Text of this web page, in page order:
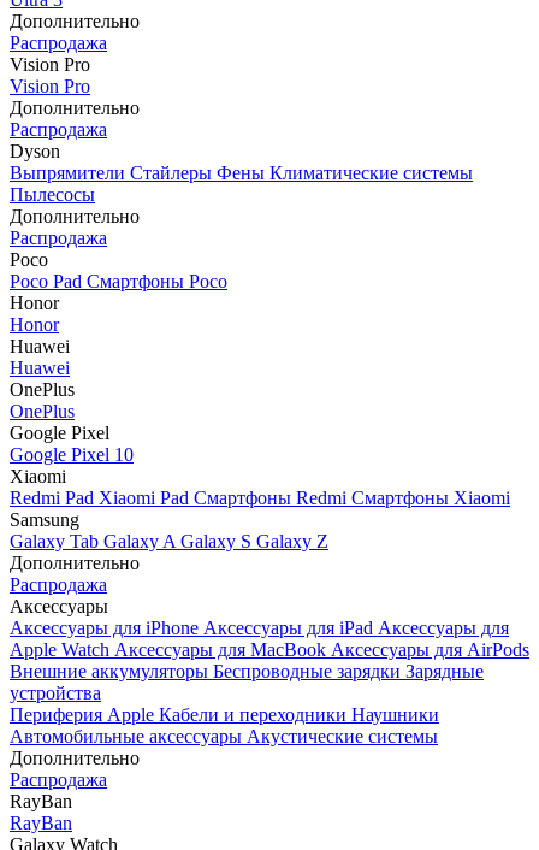
Дополнительно
Распродажа
Vision Pro
Vision Pro
Дополнительно
Распродажа
Dyson
Выпрямители Стайлеры Фены Климатические системы
Пылесосы
Дополнительно
Распродажа
Poco
Poco Pad Смартфоны Poco
Honor
Honor
Huawei
Huawei
OnePlus
OnePlus
Google Pixel
Google Pixel 10
Xiaomi
Redmi Pad Xiaomi Pad Смартфоны Redmi Смартфоны Xiaomi
Samsung
Galaxy Tab Galaxy A Galaxy S Galaxy Z
Дополнительно
Распродажа
Аксессуары
Аксессуары для iPhone Аксессуары для iPad Аксессуары для
Apple Watch Аксессуары для MacBook Аксессуары для AirPods
Внешние аккумуляторы Беспроводные зарядки Зарядные
устройства
Периферия Apple Кабели и переходники Наушники
Автомобильные аксессуары Акустические системы
Дополнительно
Распродажа
RayBan
RayBan
Galaxy Watch